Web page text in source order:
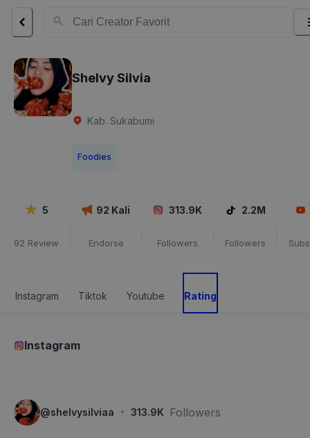
Shelvy Silvia
Kab. Sukabumi
Foodies
5
92 Review
92 Kali
Endorse
313.9K
Followers
2.2M
Followers
Instagram Tiktok Youtube Rating
Instagram
@shelvysilviaa · 313.9K Followers